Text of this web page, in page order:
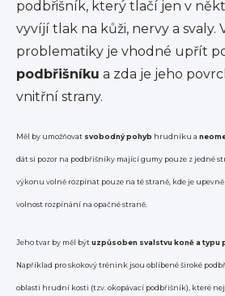
podbřišník, který tlačí jen v
vyvíjí tlak na kůži, nervy a svaly.
problematiky je vhodné upřít
podbřišníku a zda je jeho
vnitřní strany.
Měl by umožňovat svobodný pohyb hrudníku a
dát si pozor na podbřišníky mající gumy pouze z jedné
výkonu volně rozpínat pouze na té straně, kde je
volnost rozpínání na opačné straně.
Jeho tvar by měl být uzpůsoben svalstvu koně a typu
Například pro skokový trénink jsou oblíbené široké
oblasti hrudní kosti (tzv. okopávací podbřišník), které